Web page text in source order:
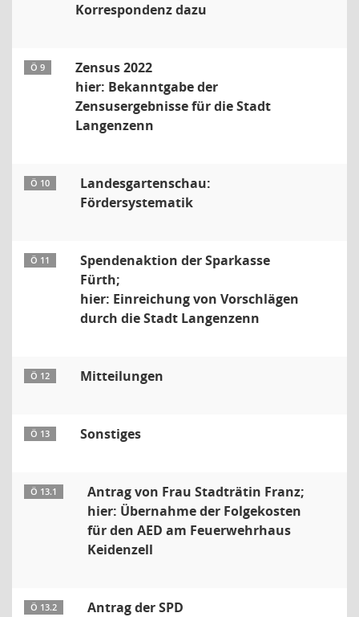
Korrespondenz dazu
Ö 9
Zensus 2022
hier: Bekanntgabe der
Zensusergebnisse für die Stadt
Langenzenn
Ö 10
Landesgartenschau:
Fördersystematik
Ö 11
Spendenaktion der Sparkasse
Fürth;
hier: Einreichung von Vorschlägen
durch die Stadt Langenzenn
Ö 12 Mitteilungen
Ö 13 Sonstiges
Ö 13.1
Antrag von Frau Stadträtin Franz;
hier: Übernahme der Folgekosten
für den AED am Feuerwehrhaus
Keidenzell
Ö 13.2 Antrag der SPD